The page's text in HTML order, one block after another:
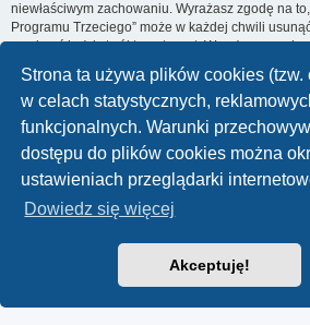
Strona ta używa plików cookies (tzw.
w celach statystycznych,
funkcjonalnych. Warunki
dostępu do plików cookies można
ustawieniach przeglądarki
Dowiedz się więcej
Akceptuję!
niewłaściwym zachowaniu. Wyrażasz zgodę na
Programu Trzeciego” może w każdej chwili
zamknąć każdy twój temat, post. Wyrażasz zgodę
podanych przez ciebie informacji w naszej bazie
będą przekazywane nikomu bez twojej zgody,
Programu Trzeciego”, ani phpBB nie ponosi
do witryny, podczas których może dojść do
Lista Przebojów Programu Trzeciego
Technologię dostarcza
Zasady ochrony danych osobowych